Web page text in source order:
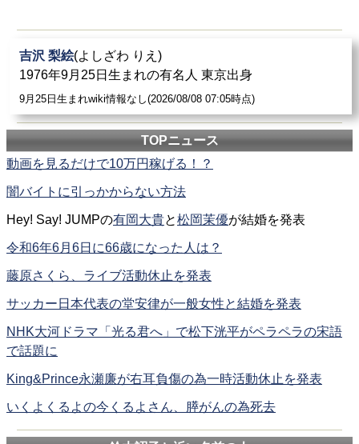
吉沢 梨絵(よしざわ りえ)
1976年9月25日生まれの有名人 東京出身
9月25日生まれwiki情報なし(2026/08/08 07:05時点)
TOPニュース
動画を見るだけで10万円稼げる！？
闇バイトに引っかからない方法
Hey! Say! JUMPの有岡大貴と松岡茉優が結婚を発表
令和6年6月6日に66歳になった人は？
藤原さくら、ライブ活動休止を発表
サッカー日本代表の堂安律が一般女性と結婚を発表
NHK大河ドラマ「光る君へ」で松下洸平がペラペラの宋語
で話題に
King&Prince永瀬廉が右耳負傷の為一時活動休止を発表
いくよくるよの今くるよさん、膵がんの為死去